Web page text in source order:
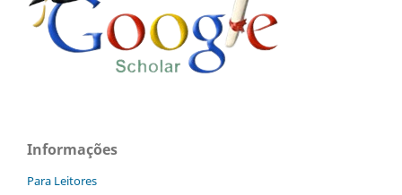
Informações
Para Leitores